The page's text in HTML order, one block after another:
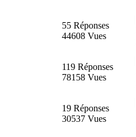
55 Réponses
44608 Vues
119 Réponses
78158 Vues
19 Réponses
30537 Vues